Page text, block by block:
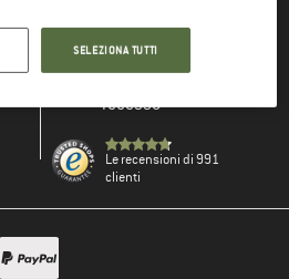
recesso
Le recensioni di 991
clienti
SELEZIONA TUTTI